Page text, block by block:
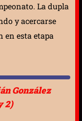
La dupla
y acercarse
en esta etapa
González
2)